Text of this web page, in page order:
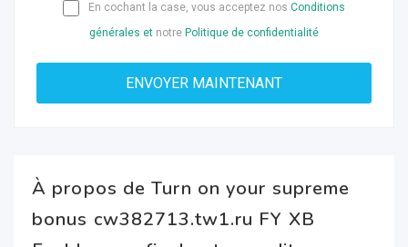
En cochant la case, vous acceptez nos Conditions
générales et notre Politique de confidentialité
À propos de Turn on your supreme
bonus cw382713.tw1.ru FY XB